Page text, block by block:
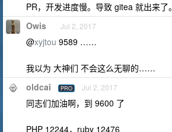
PR，开发进度慢。导致 gitea 就出来了。
Owis Jul 2, 2017
@xyjtou 9589 ……
我以为 大神们 不会这么无聊的……
oldcai PRO Jul 2, 2017
同志们加油啊，到 9600 了
PHP 12244，ruby 12476